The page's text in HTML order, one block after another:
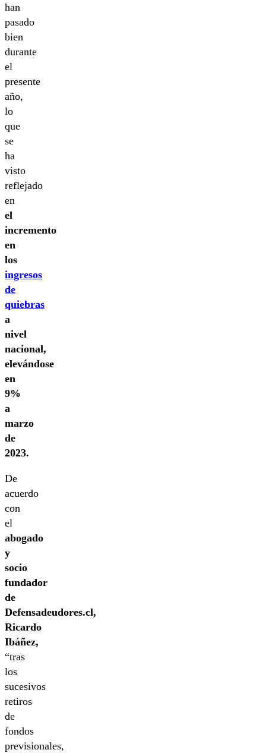
han
pasado
bien
durante
el
presente
año,
lo
que
se
ha
visto
reflejado
en
el
incremento
en
los
ingresos
de
quiebras
a
nivel
nacional,
elevándose
en
9%
a
marzo
de
2023.
De
acuerdo
con
el
abogado
y
socio
fundador
de
Defensadeudores.cl,
Ricardo
Ibáñez,
“tras
los
sucesivos
retiros
de
fondos
previsionales,